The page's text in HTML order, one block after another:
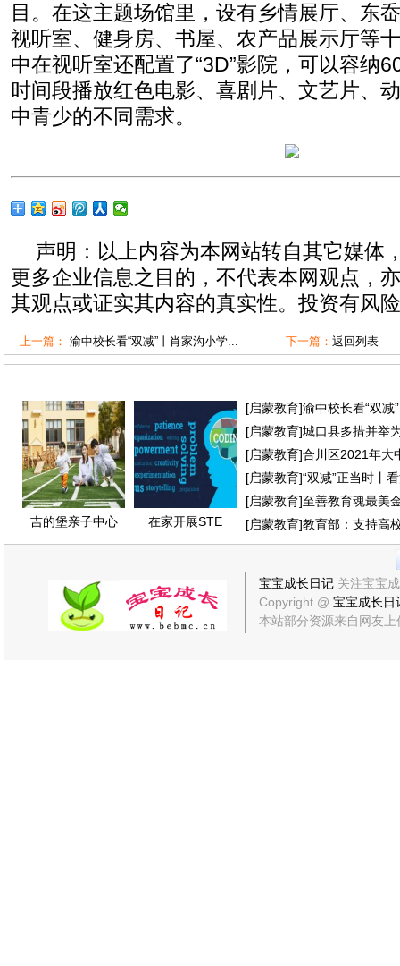
目。在这主题场馆里，设有乡情展厅、东
视听室、健身房、书屋、农产品展示厅等
中在视听室还配置了“3D”影院，可以容纳
时间段播放红色电影、喜剧片、文艺片、
中青少的不同需求。
声明：以上内容为本网站转自其它媒体
更多企业信息之目的，不代表本网观点，
其观点或证实其内容的真实性。投资有风
上一篇： 渝中校长看“双减”丨肖家沟小学... 下一篇： 返回列表
吉的堡亲子中心 在家开展STE
[启蒙教育]渝中校长看“双减
[启蒙教育]城口县多措并举
[启蒙教育]合川区2021年大
[启蒙教育]“双减”正当时丨
[启蒙教育]至善教育魂最美
[启蒙教育]教育部：支持高
宝宝成长日记 关注宝宝
Copyright @ 宝宝成长日
本站部分资源来自网友